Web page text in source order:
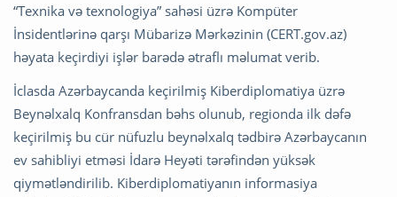
“Texnika və texnologiya” sahəsi üzrə Kompüter
İnsidentlərinə qarşı Mübarizə Mərkəzinin (CERT.gov.az)
həyata keçirdiyi işlər barədə ətraflı məlumat verib.
İclasda Azərbaycanda keçirilmiş Kiberdiplomatiya üzrə
Beynəlxalq Konfransdan bəhs olunub, regionda ilk dəfə
keçirilmiş bu cür nüfuzlu beynəlxalq tədbirə Azərbaycanın
ev sahibliyi etməsi İdarə Heyəti tərəfindən yüksək
qiymətləndirilib. Kiberdiplomatiyanın informasiya